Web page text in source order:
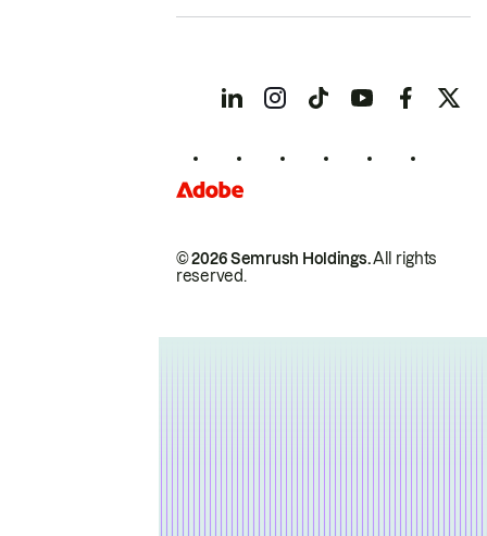
© 2026 Semrush Holdings.All rights
reserved.